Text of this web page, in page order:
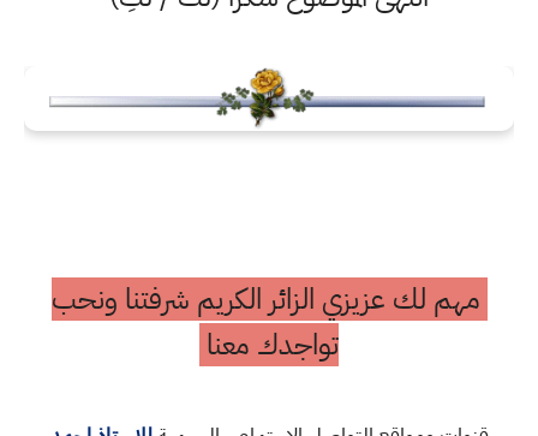
عزيزي الزائر الكريم شرفتنا ونحب
تواجدك معنا